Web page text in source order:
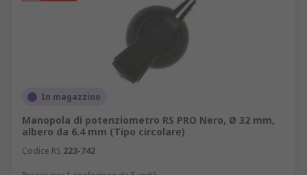
In magazzino
Manopola di potenziometro RS PRO Nero, Ø 32 mm,
albero da 6.4 mm (Tipo circolare)
Codice RS 223-742